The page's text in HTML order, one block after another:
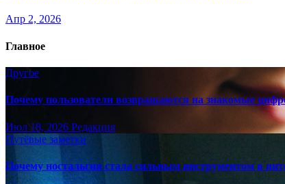
Апр 2, 2026
Главное
Другое
Почему пользователи возвращаются на знакомые
Июл 18, 2026 Редакция
Путёвые заметки
Почему ностальгия стала сильным инструментом в